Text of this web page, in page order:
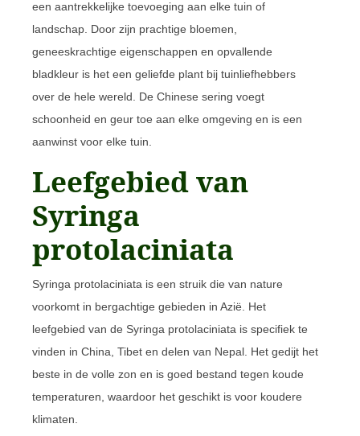
een aantrekkelijke toevoeging aan elke tuin of
landschap. Door zijn prachtige bloemen,
geneeskrachtige eigenschappen en opvallende
bladkleur is het een geliefde plant bij tuinliefhebbers
over de hele wereld. De Chinese sering voegt
schoonheid en geur toe aan elke omgeving en is een
aanwinst voor elke tuin.
Leefgebied van
Syringa
protolaciniata
Syringa protolaciniata is een struik die van nature
voorkomt in bergachtige gebieden in Azië. Het
leefgebied van de Syringa protolaciniata is specifiek te
vinden in China, Tibet en delen van Nepal. Het gedijt het
beste in de volle zon en is goed bestand tegen koude
temperaturen, waardoor het geschikt is voor koudere
klimaten.